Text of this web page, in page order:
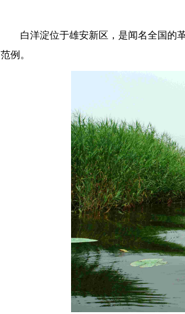
白洋淀位于雄安新区，是闻名全国的
范例。